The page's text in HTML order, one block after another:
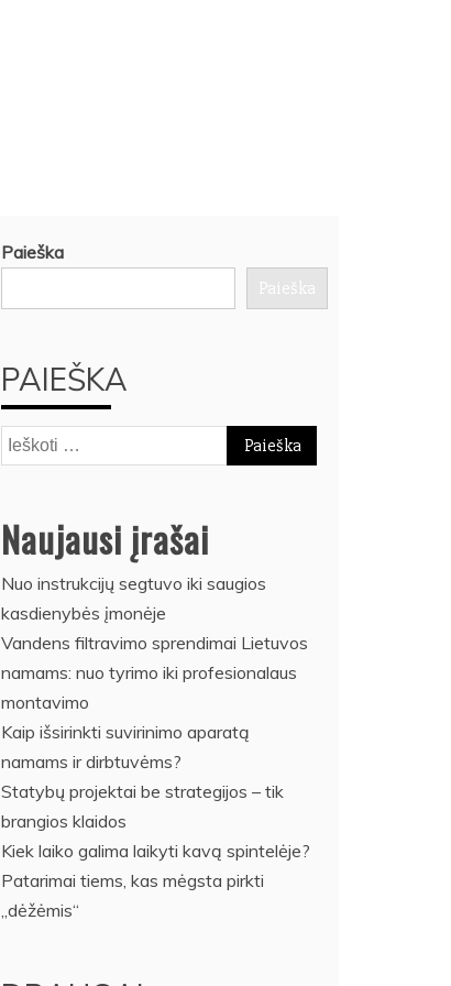
Paieška
Paieška
PAIEŠKA
Ieškoti:
Naujausi įrašai
Nuo instrukcijų segtuvo iki saugios
kasdienybės įmonėje
Vandens filtravimo sprendimai Lietuvos
namams: nuo tyrimo iki profesionalaus
montavimo
Kaip išsirinkti suvirinimo aparatą
namams ir dirbtuvėms?
Statybų projektai be strategijos – tik
brangios klaidos
Kiek laiko galima laikyti kavą spintelėje?
Patarimai tiems, kas mėgsta pirkti
„dėžėmis“